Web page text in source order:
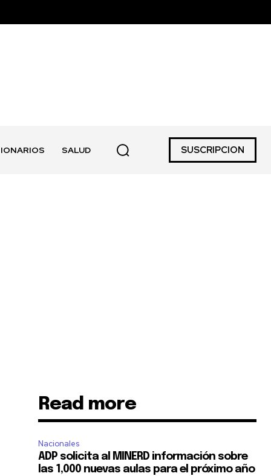
SALUD SUSCRIPCION
Read more
Nacionales
ADP solicita al MINERD información sobre
las 1,000 nuevas aulas para el próximo año